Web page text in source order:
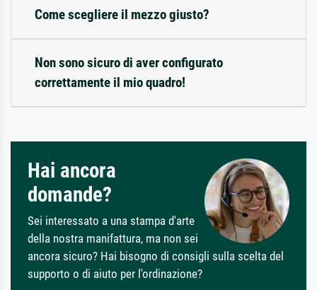
Come scegliere il mezzo giusto?
Non sono sicuro di aver configurato
correttamente il mio quadro!
Hai ancora
domande?
Sei interessato a una stampa d'arte
della nostra manifattura, ma non sei
ancora sicuro? Hai bisogno di consigli sulla scelta del
supporto o di aiuto per l'ordinazione?